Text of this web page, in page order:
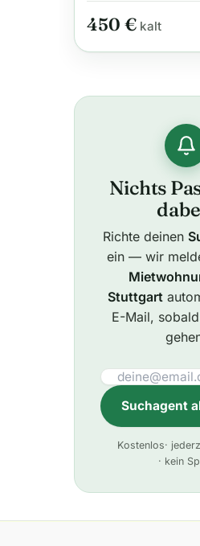
450 €kalt
Nichts
Richte deinen
ein — wir
Stuttgart
E-Mail,
Suchagent
l
r
Kostenlos·
· kein